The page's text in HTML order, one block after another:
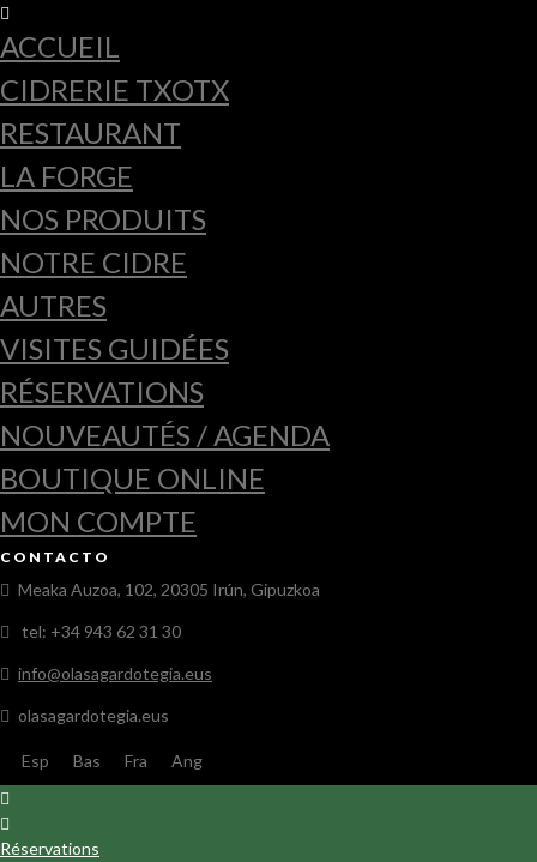
ACCUEIL
CIDRERIE TXOTX
RESTAURANT
LA FORGE
NOS PRODUITS
NOTRE CIDRE
AUTRES
VISITES GUIDÉES
RÉSERVATIONS
NOUVEAUTÉS / AGENDA
BOUTIQUE ONLINE
MON COMPTE
CONTACTO
Meaka Auzoa, 102, 20305 Irún, Gipuzkoa
tel: +34 943 62 31 30
info@olasagardotegia.eus
olasagardotegia.eus
Esp Bas Fra Ang
Réservations